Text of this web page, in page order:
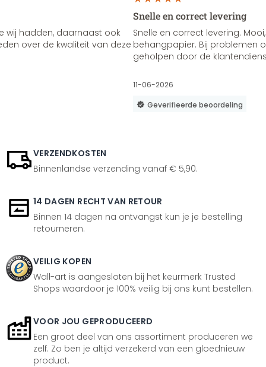
wij hadden, daarnaast ook
over de kwaliteit van deze
Snelle en correct levering
Snelle en correct levering.
behangpapier. Bij problemen
geholpen door de
11-06-2026
Geverifieerde beoordeling
VERZENDKOSTEN
Binnenlandse verzending vanaf € 5,90.
14 DAGEN RECHT VAN RETOUR
Binnen 14 dagen na ontvangst kun je je bestelling
retourneren.
VEILIG KOPEN
Wall-art is aangesloten bij het keurmerk Trusted
Shops waardoor je 100% veilig bij ons kunt bestellen.
VOOR JOU GEPRODUCEERD
Een groot deel van ons assortiment produceren we
zelf. Zo ben je altijd verzekerd van een gloednieuw
product.